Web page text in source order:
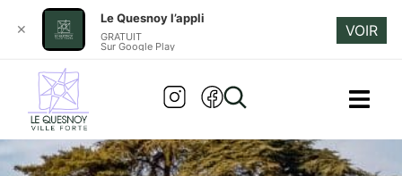
LE MAORI
Accueil»
✕
Le Quesnoy l’appli
GRATUIT
Sur Google Play
VOIR